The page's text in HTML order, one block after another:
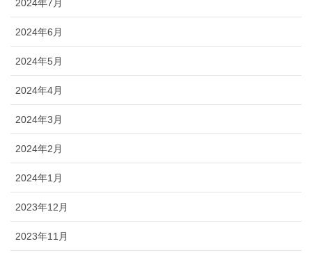
2024年7月
2024年6月
2024年5月
2024年4月
2024年3月
2024年2月
2024年1月
2023年12月
2023年11月